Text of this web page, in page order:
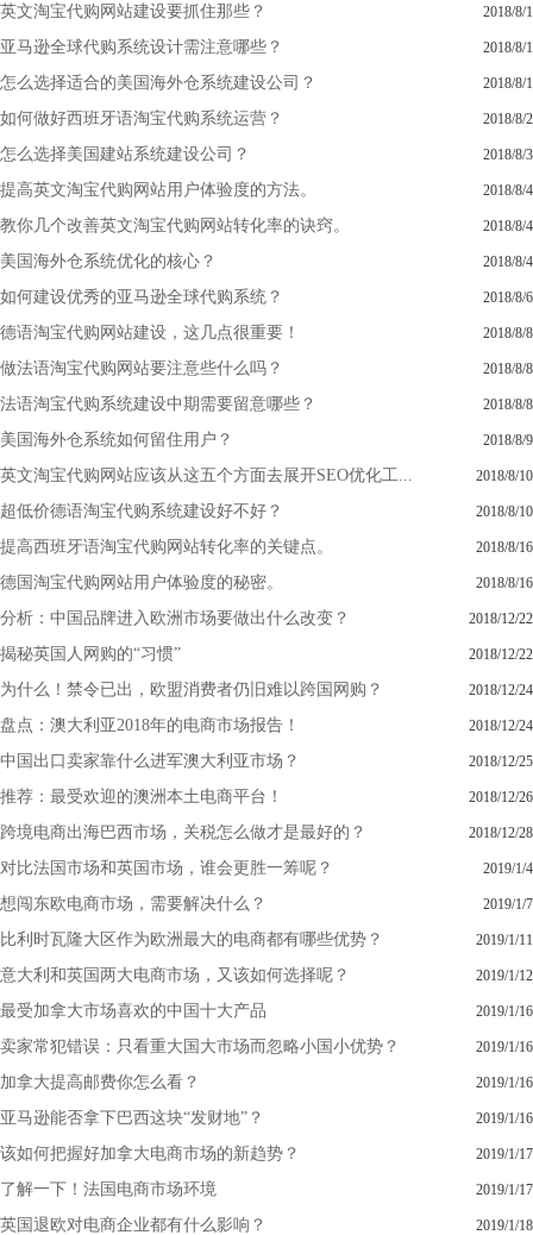
英文淘宝代购网站建设要抓住那些？ 2018/8/1
亚马逊全球代购系统设计需注意哪些？ 2018/8/1
怎么选择适合的美国海外仓系统建设公司？ 2018/8/1
如何做好西班牙语淘宝代购系统运营？ 2018/8/2
怎么选择美国建站系统建设公司？ 2018/8/3
提高英文淘宝代购网站用户体验度的方法。 2018/8/4
教你几个改善英文淘宝代购网站转化率的诀窍。 2018/8/4
美国海外仓系统优化的核心？ 2018/8/4
如何建设优秀的亚马逊全球代购系统？ 2018/8/6
德语淘宝代购网站建设，这几点很重要！ 2018/8/8
做法语淘宝代购网站要注意些什么吗？ 2018/8/8
法语淘宝代购系统建设中期需要留意哪些？ 2018/8/8
美国海外仓系统如何留住用户？ 2018/8/9
英文淘宝代购网站应该从这五个方面去展开SEO优化工... 2018/8/10
超低价德语淘宝代购系统建设好不好？ 2018/8/10
提高西班牙语淘宝代购网站转化率的关键点。 2018/8/16
德国淘宝代购网站用户体验度的秘密。 2018/8/16
分析：中国品牌进入欧洲市场要做出什么改变？ 2018/12/22
揭秘英国人网购的“习惯” 2018/12/22
为什么！禁令已出，欧盟消费者仍旧难以跨国网购？ 2018/12/24
盘点：澳大利亚2018年的电商市场报告！ 2018/12/24
中国出口卖家靠什么进军澳大利亚市场？ 2018/12/25
推荐：最受欢迎的澳洲本土电商平台！ 2018/12/26
跨境电商出海巴西市场，关税怎么做才是最好的？ 2018/12/28
对比法国市场和英国市场，谁会更胜一筹呢？ 2019/1/4
想闯东欧电商市场，需要解决什么？ 2019/1/7
比利时瓦隆大区作为欧洲最大的电商都有哪些优势？ 2019/1/11
意大利和英国两大电商市场，又该如何选择呢？ 2019/1/12
最受加拿大市场喜欢的中国十大产品 2019/1/16
卖家常犯错误：只看重大国大市场而忽略小国小优势？ 2019/1/16
加拿大提高邮费你怎么看？ 2019/1/16
亚马逊能否拿下巴西这块“发财地”？ 2019/1/16
该如何把握好加拿大电商市场的新趋势？ 2019/1/17
了解一下！法国电商市场环境 2019/1/17
英国退欧对电商企业都有什么影响？ 2019/1/18